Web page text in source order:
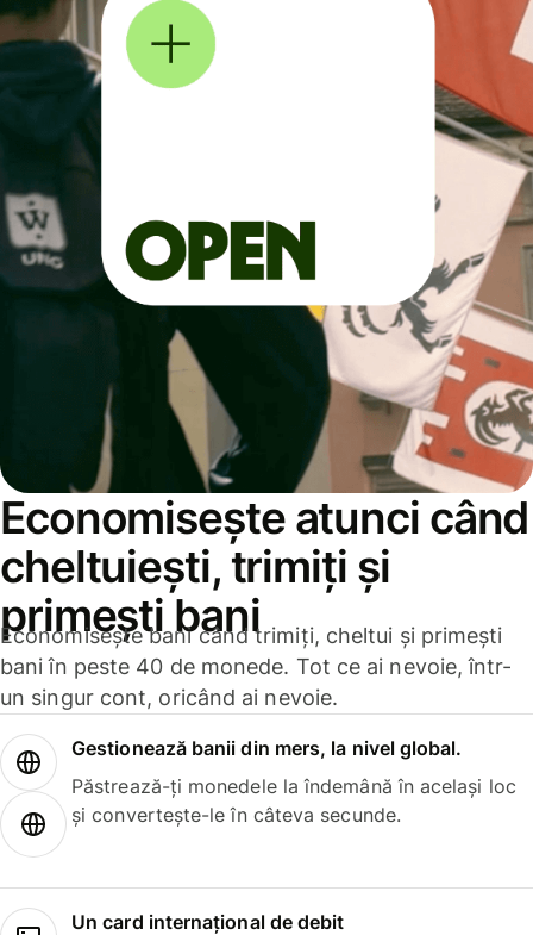
Economisește atunci când
cheltuiești, trimiți și
primești bani
Economisește bani când trimiți, cheltui și primești
bani în peste 40 de monede. Tot ce ai nevoie, într-
un singur cont, oricând ai nevoie.
Gestionează banii din mers, la nivel global.
Păstrează-ți monedele la îndemână în același loc
și convertește-le în câteva secunde.
Un card internațional de debit